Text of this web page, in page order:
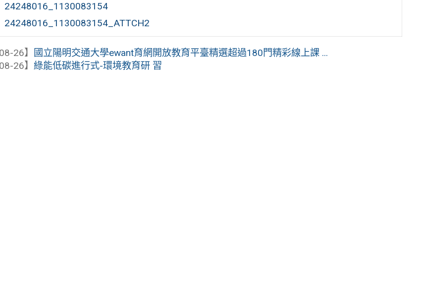
24248016_1130083154
24248016_1130083154_ATTCH2
26】
國立陽明交通大學ewant育網開放教育平臺精選超過180門精彩線上課 ...
26】綠能低碳進行式-環境教育研 習